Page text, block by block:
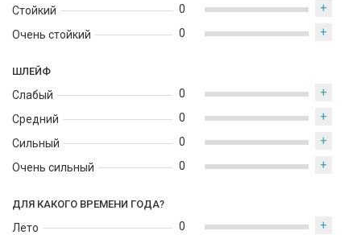
Стойкий
Очень стойкий
0 +
0 +
ШЛЕЙФ
Слабый
Средний
Сильный
Очень сильный
0 +
0 +
0 +
0 +
ДЛЯ КАКОГО ВРЕМЕНИ ГОДА?
Лето 0 +